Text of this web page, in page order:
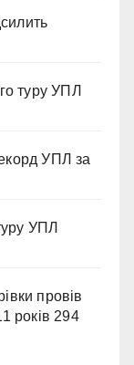
туру УПЛ
УПЛ за
УПЛ
провів
років 294